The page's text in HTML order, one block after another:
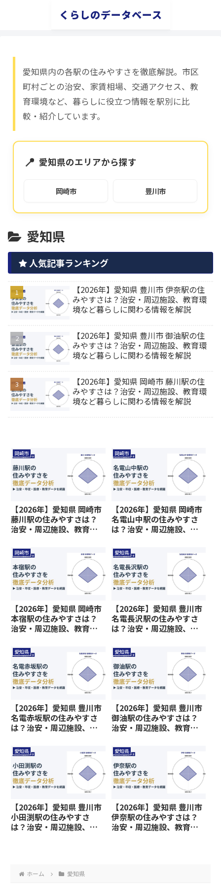
くらしのデータベース
愛知県内の各駅の住みやすさを徹底解説。市区
町村ごとの治安、家賃相場、交通アクセス、教
育環境など、暮らしに役立つ情報を駅別に比
較・紹介しています。
📍 愛知県のエリアから探す
岡崎市 豊川市
愛知県
人気記事ランキング
【2026年】愛知県 豊川市 伊奈駅の住
みやすさは？治安・周辺施設、教育環
境など暮らしに関わる情報を解説
【2026年】愛知県 豊川市 御油駅の住
みやすさは？治安・周辺施設、教育環
境など暮らしに関わる情報を解説
【2026年】愛知県 岡崎市 藤川駅の住
みやすさは？治安・周辺施設、教育環
境など暮らしに関わる情報を解説
岡崎市
【2026年】愛知県 岡崎市
藤川駅の住みやすさは？
治安・周辺施設、教育環
報を解説
岡崎市
【2026年】愛知県 岡崎市
名電山中駅の住みやすさ
は？治安・周辺施設、教
る情報を解説
岡崎市
【2026年】愛知県 岡崎市
本宿駅の住みやすさは？
治安・周辺施設、教育環
報を解説
愛知県
【2026年】愛知県 豊川市
名電長沢駅の住みやすさ
は？治安・周辺施設、教
る情報を解説
愛知県
【2026年】愛知県 豊川市
名電赤坂駅の住みやすさ
は？治安・周辺施設、教
る情報を解説
愛知県
【2026年】愛知県 豊川市
御油駅の住みやすさは？
治安・周辺施設、教育環
報を解説
愛知県
【2026年】愛知県 豊川市
小田渕駅の住みやすさ
は？治安・周辺施設、教
愛知県
【2026年】愛知県 豊川市
伊奈駅の住みやすさは？
治安・周辺施設、教育環
ホーム 愛知県